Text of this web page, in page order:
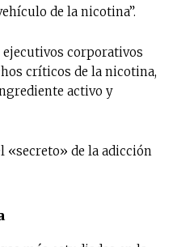
de la nicotina”.
ejecutivos corporativos
críticos de la nicotina,
activo y
«secreto» de la adicción